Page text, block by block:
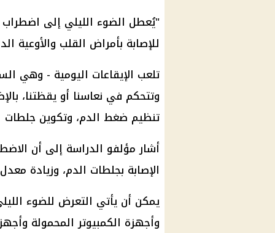
"يُعطل الضوء الليلي إلى
للإصابة بأمراض القلب والأوعية
وتتحكم في نعاسنا أو يقظتنا،
تنظيم ضغط الدم، وتكوين جلطات
أشار مؤلفو الدراسة إلى أن
الإصابة بجلطات الدم، وزيادة
يمكن أن يأتي التعرض للضوء
وأجهزة الكمبيوتر المحمولة